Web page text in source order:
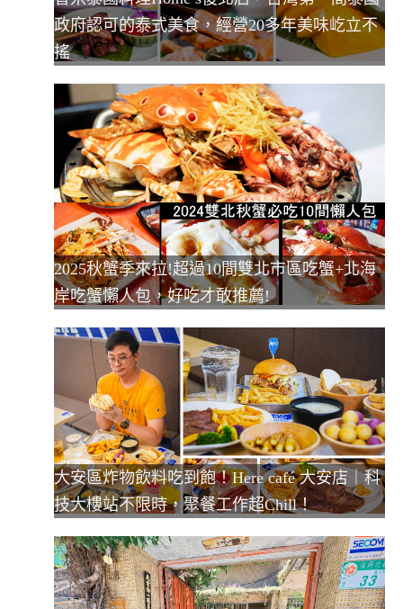
政府認可的泰式美食，經營20多年美味屹立不
搖
2025秋蟹季來拉!超過10間雙北市區吃蟹+北海
岸吃蟹懶人包，好吃才敢推薦!
大安區炸物飲料吃到飽！Here café 大安店｜科
技大樓站不限時，聚餐工作超Chill！